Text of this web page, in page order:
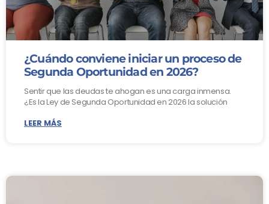
¿Cuándo conviene iniciar un proceso de
Segunda Oportunidad en 2026?
Sentir que las deudas te ahogan es una carga inmensa.
¿Es la Ley de Segunda Oportunidad en 2026 la solución
LEER MÁS